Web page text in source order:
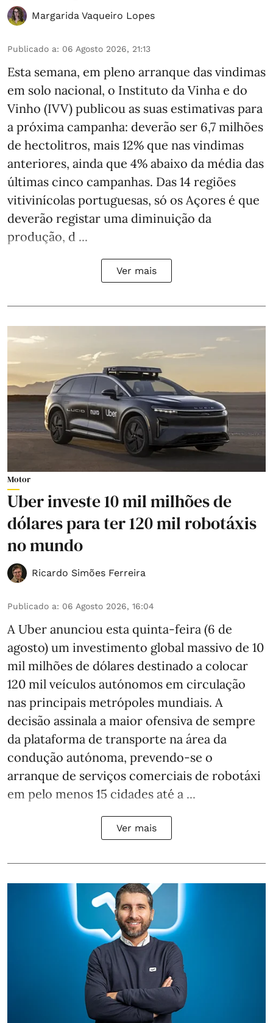
Margarida Vaqueiro Lopes
Publicado a: 06 Agosto 2026, 21:13
Esta semana, em pleno arranque das vindimas
em solo nacional, o Instituto da Vinha e do
Vinho (IVV) publicou as suas estimativas para
a próxima campanha: deverão ser 6,7 milhões
de hectolitros, mais 12% que nas vindimas
anteriores, ainda que 4% abaixo da média das
últimas cinco campanhas. Das 14 regiões
vitivinícolas portuguesas, só os Açores é que
deverão registar uma diminuição da
produção, d ...
Ver mais
Motor
Uber investe 10 mil milhões de
dólares para ter 120 mil robotáxis
no mundo
Ricardo Simões Ferreira
Publicado a: 06 Agosto 2026, 16:04
A Uber anunciou esta quinta-feira (6 de
agosto) um investimento global massivo de 10
mil milhões de dólares destinado a colocar
120 mil veículos autónomos em circulação
nas principais metrópoles mundiais. A
decisão assinala a maior ofensiva de sempre
da plataforma de transporte na área da
condução autónoma, prevendo-se o
arranque de serviços comerciais de robotáxi
em pelo menos 15 cidades até a ...
Ver mais